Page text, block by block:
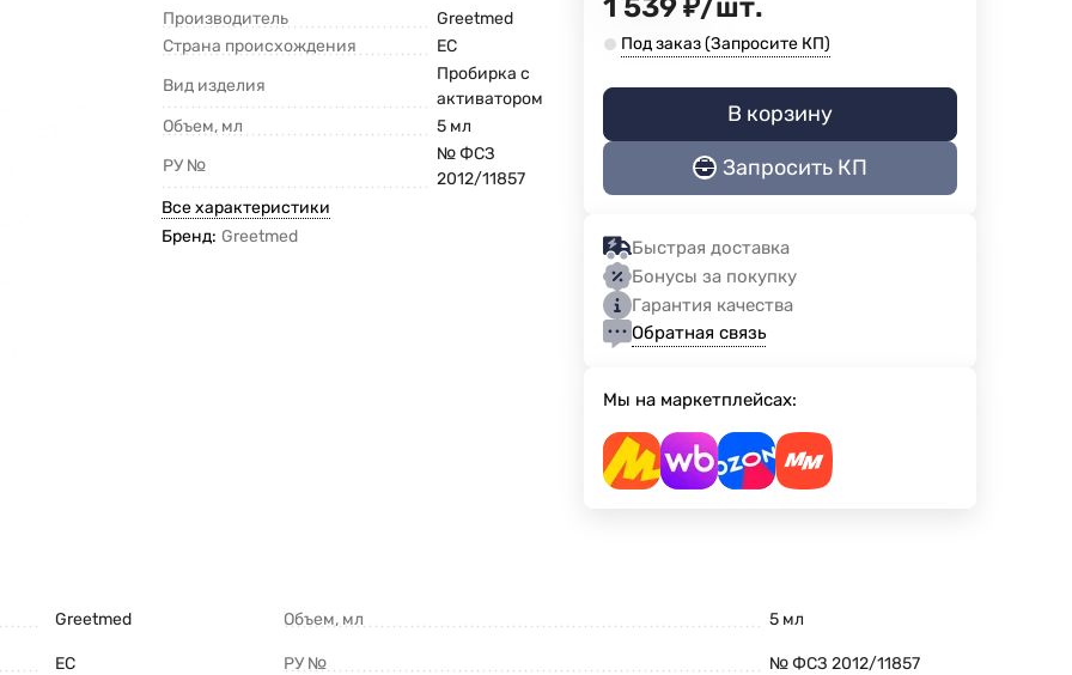
Производитель
Greetmed
Страна происхождения
ЕС
Вид изделия
Пробирка с
активатором
Объем, мл
5 мл
РУ №
№ ФСЗ
2012/11857
Все характеристики
Бренд: Greetmed
1 539₽/шт.
Под заказ (Запросите КП)
В корзину
Запросить КП
Быстрая доставка
Бонусы за покупку
Гарантия качества
Обратная связь
Мы на маркетплейсах:
Greetmed
ЕС
Объем, мл 5 мл
РУ № № ФСЗ 2012/11857